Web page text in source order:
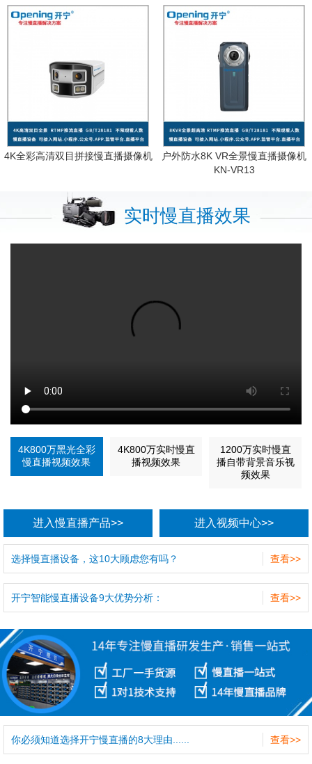
4K全彩高清双目拼接慢直播摄像机
户外防水8K VR全景慢直播摄像机
KN-VR13
实时慢直播效果
4K800万黑光全彩
慢直播视频效果
4K800万实时慢直
播视频效果
1200万实时慢直
播自带背景音乐视
频效果
进入慢直播产品>> 进入视频中心>>
查看>>
选择慢直播设备，这10大顾虑您有吗？
查看>>
开宁智能慢直播设备9大优势分析：
查看>>
你必须知道选择开宁慢直播的8大理由......